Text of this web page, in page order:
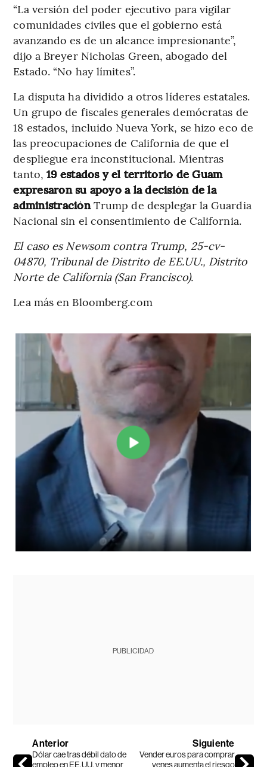
“La versión del poder ejecutivo para vigilar
comunidades civiles que el gobierno está
avanzando es de un alcance impresionante”,
dijo a Breyer Nicholas Green, abogado del
Estado. “No hay límites”.
La disputa ha dividido a otros líderes estatales.
Un grupo de fiscales generales demócratas de
18 estados, incluido Nueva York, se hizo eco de
las preocupaciones de California de que el
despliegue era inconstitucional. Mientras
tanto,19 estados y el territorio de Guam
expresaron su apoyo a la decisión de la
administraciónTrump de desplegar la Guardia
Nacional sin el consentimiento de California.
El caso es Newsom contra Trump, 25-cv-
04870, Tribunal de Distrito de EE.UU., Distrito
Norte de California (San Francisco).
Lea más en Bloomberg.com
PUBLICIDAD
Anterior
Dólar cae tras débil dato de
empleo en EE.UU. y menor
Siguiente
Vender euros para comprar
yenes aumenta el riesgo